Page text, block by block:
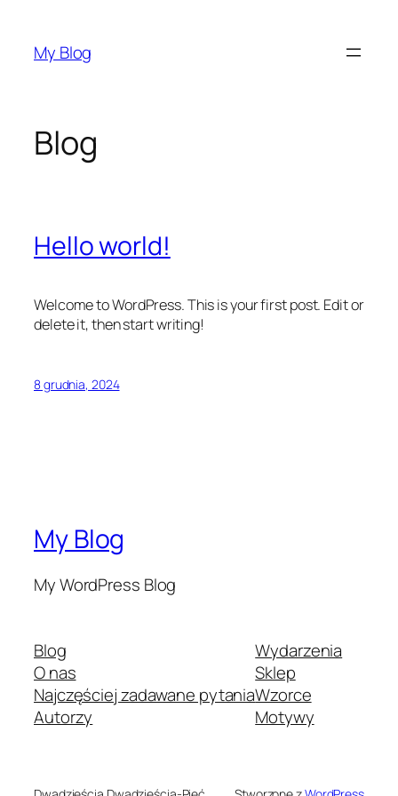
treściMy Blog
Blog
Hello world!
Welcome to WordPress. This is your first post. Edit or
delete it, then start writing!
8 grudnia, 2024
My Blog
My WordPress Blog
Blog
O nas
Najczęściej zadawane pytania
Autorzy
Wydarzenia
Sklep
Wzorce
Motywy